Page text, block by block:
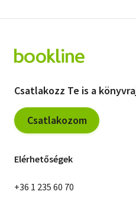
Csatlakozz Te is a
Csatlakozom
Elérhetőségek
+36 1 235 60 70